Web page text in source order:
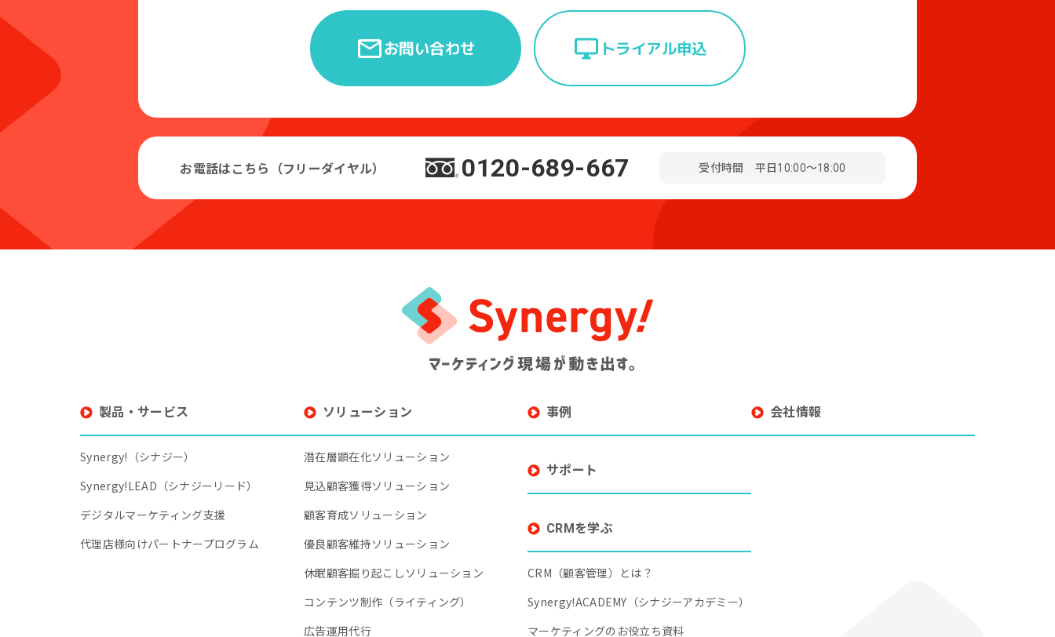
お問い合わせ トライアル申込
お電話はこちら（フリーダイヤル） 0120-689-667 受付時間 平日10:00～18:00
製品・サービス
Synergy!（シナジー）
Synergy!LEAD（シナジーリード）
デジタルマーケティング支援
代理店様向けパートナープログラム
ソリューション
潜在層顕在化ソリューション
見込顧客獲得ソリューション
顧客育成ソリューション
優良顧客維持ソリューション
休眠顧客掘り起こしソリューション
コンテンツ制作（ライティング）
広告運用代行
事例
サポート
CRMを学ぶ
CRM（顧客管理）とは？
Synergy!ACADEMY（シナジーアカデミー）
マーケティングのお役立ち資料
会社情報